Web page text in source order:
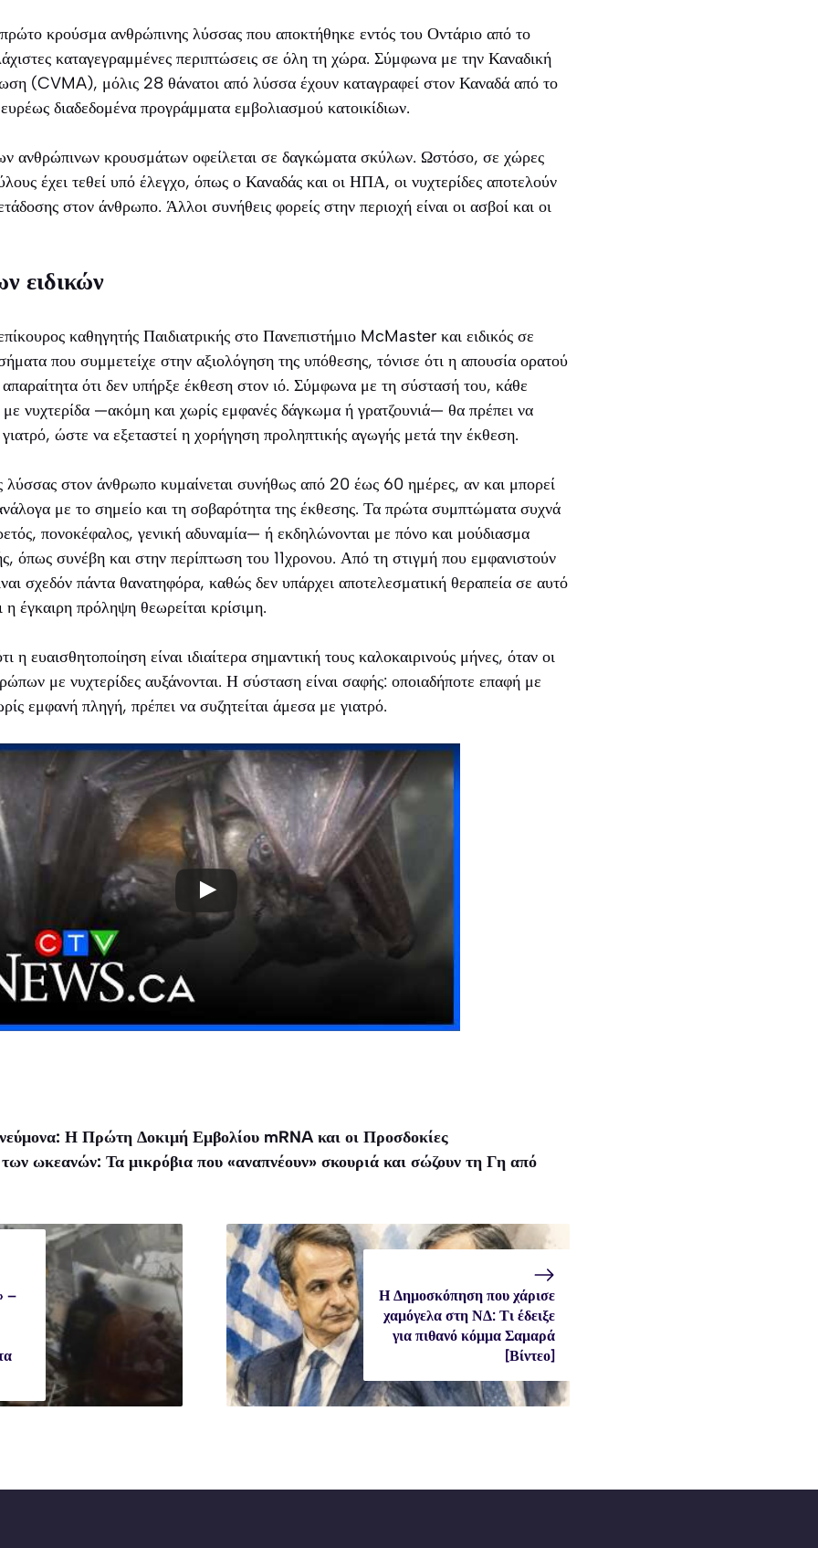
κρούσμα ανθρώπινης λύσσας που αποκτήθηκε εντός του Οντάριο από το
καταγεγραμμένες περιπτώσεις σε όλη τη χώρα. Σύμφωνα με την Καναδική
(CVMA), μόλις 28 θάνατοι από λύσσα έχουν καταγραφεί στον Καναδά από το
διαδεδομένα προγράμματα εμβολιασμού κατοικίδιων.
ανθρώπινων κρουσμάτων οφείλεται σε δαγκώματα σκύλων. Ωστόσο, σε χώρες
έχει τεθεί υπό έλεγχο, όπως ο Καναδάς και οι ΗΠΑ, οι νυχτερίδες αποτελούν
στον άνθρωπο. Άλλοι συνήθεις φορείς στην περιοχή είναι οι ασβοί και οι
ειδικών
καθηγητής Παιδιατρικής στο Πανεπιστήμιο McMaster και ειδικός σε
που συμμετείχε στην αξιολόγηση της υπόθεσης, τόνισε ότι η απουσία ορατού
απαραίτητα ότι δεν υπήρξε έκθεση στον ιό. Σύμφωνα με τη σύστασή του, κάθε
νυχτερίδα —ακόμη και χωρίς εμφανές δάγκωμα ή γρατζουνιά— θα πρέπει να
ώστε να εξεταστεί η χορήγηση προληπτικής αγωγής μετά την έκθεση.
λύσσας στον άνθρωπο κυμαίνεται συνήθως από 20 έως 60 ημέρες, αν και μπορεί
με το σημείο και τη σοβαρότητα της έκθεσης. Τα πρώτα συμπτώματα συχνά
πονοκέφαλος, γενική αδυναμία— ή εκδηλώνονται με πόνο και μούδιασμα
όπως συνέβη και στην περίπτωση του 11χρονου. Από τη στιγμή που εμφανιστούν
σχεδόν πάντα θανατηφόρα, καθώς δεν υπάρχει αποτελεσματική θεραπεία σε αυτό
η έγκαιρη πρόληψη θεωρείται κρίσιμη.
η ευαισθητοποίηση είναι ιδιαίτερα σημαντική τους καλοκαιρινούς μήνες, όταν οι
με νυχτερίδες αυξάνονται. Η σύσταση είναι σαφής: οποιαδήποτε επαφή με
εμφανή πληγή, πρέπει να συζητείται άμεσα με γιατρό.
Η Πρώτη Δοκιμή Εμβολίου mRNA και οι Προσδοκίες
ωκεανών: Τα μικρόβια που «αναπνέουν» σκουριά και σώζουν τη Γη από
–
Η Δημοσκόπηση που χάρισε
χαμόγελα στη ΝΔ: Τι έδειξε
για πιθανό κόμμα Σαμαρά
[Βίντεο]